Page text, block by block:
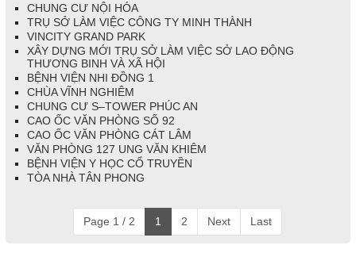
CHUNG CƯ NỘI HÓA
TRỤ SỞ LÀM VIỆC CÔNG TY MINH THÀNH
VINCITY GRAND PARK
XÂY DỰNG MỚI TRỤ SỞ LÀM VIỆC SỞ LAO ĐỘNG
THƯƠNG BINH VÀ XÃ HỘI
BỆNH VIỆN NHI ĐỒNG 1
CHÙA VĨNH NGHIÊM
CHUNG CƯ S–TOWER PHÚC AN
CAO ỐC VĂN PHÒNG SỐ 92
CAO ỐC VĂN PHÒNG CÁT LÂM
VĂN PHÒNG 127 UNG VĂN KHIÊM
BỆNH VIỆN Y HỌC CỔ TRUYỀN
TÒA NHÀ TÂN PHONG
Page 1 / 2 1 2 Next Last